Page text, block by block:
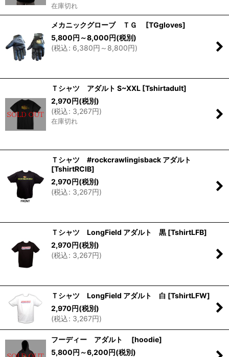
在庫切れ
メカニックグローブ ＴＧ [TGgloves]
5,800円 ～8,000円(税別)
(税込: 6,380円 ～8,800円)
Ｔシャツ アダルト S~XXL [Tshirtadult]
2,970円(税別)
(税込: 3,267円)
在庫切れ
Ｔシャツ #rockcrawlingisback アダルト
[TshirtRCIB]
2,970円(税別)
(税込: 3,267円)
Ｔシャツ LongField アダルト 黒 [TshirtLFB]
2,970円(税別)
(税込: 3,267円)
Ｔシャツ LongField アダルト 白 [TshirtLFW]
2,970円(税別)
(税込: 3,267円)
フーディー アダルト [hoodie]
5,800円 ～6,200円(税別)